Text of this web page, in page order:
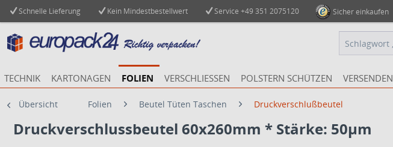
Schnelle Lieferung Kein Mindestbestellwert Service +49 351 2075120 Sicher einkaufen
TECHNIK KARTONAGEN FOLIEN VERSCHLIESSEN POLSTERN SCHÜTZEN VERSENDEN
Übersicht Folien Beutel Tüten Taschen Druckverschlußbeutel
Druckverschlussbeutel 60x260mm * Stärke: 50µm